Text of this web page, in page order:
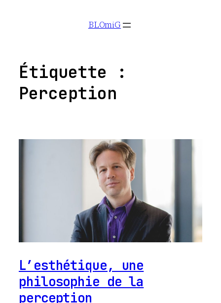
BLOmiG
Étiquette :
Perception
L’esthétique, une
philosophie de la
perception